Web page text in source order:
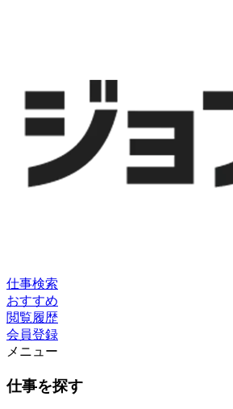
仕事検索
おすすめ
閲覧履歴
会員登録
メニュー
仕事を探す